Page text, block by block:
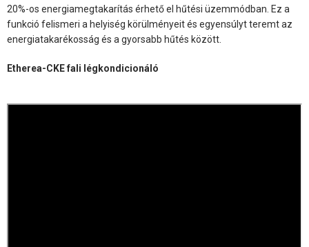
20%-os energiamegtakarítás érhető el hűtési üzemmódban. Ez a
funkció felismeri a helyiség körülményeit és egyensúlyt teremt az
energiatakarékosság és a gyorsabb hűtés között.
Etherea-CKE fali légkondicionáló